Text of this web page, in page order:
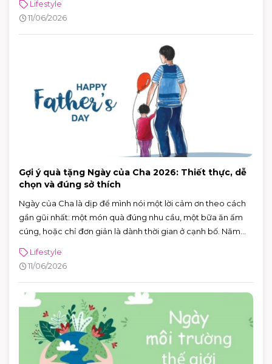
Lifestyle
11/06/2026
Gợi ý quà tặng Ngày của Cha 2026: Thiết thực, dễ
chọn và đúng sở thích
Ngày của Cha là dịp để mình nói một lời cảm ơn theo cách
gần gũi nhất: một món quà đúng nhu cầu, một bữa ăn ấm
cúng, hoặc chỉ đơn giản là dành thời gian ở cạnh bố. Năm
thứ ba của tháng 6) — rất tiện để cả nhà lên lịch đi chơi, mua
sắm và ăn uống trong một buổi.
Lifestyle
11/06/2026